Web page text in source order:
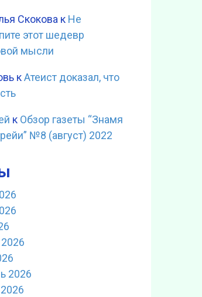
Скокова к Не
этот шедевр
мысли
кАтеист доказал, что
к Обзор газеты “Знамя
№8 (август) 2022
2026